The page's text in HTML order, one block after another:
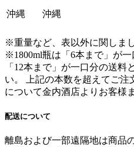
沖縄 沖縄
※重量など、表以外に関しま
※1800ml瓶は「6本まで」が
「12本まで」が一口分の送料
い。 上記の本数を超えてご
について金内酒店よりお客様
配送について
離島および一部遠隔地は商品